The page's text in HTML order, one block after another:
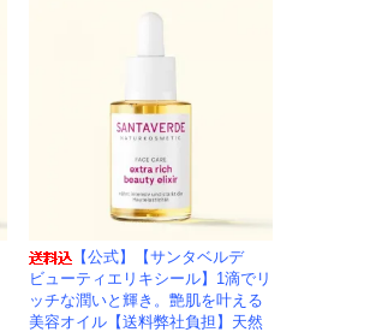
【公式】【サンタベルデ
ビューティエリキシール】1滴でリ
ッチな潤いと輝き。艶肌を叶える
美容オイル【送料弊社負担】天然